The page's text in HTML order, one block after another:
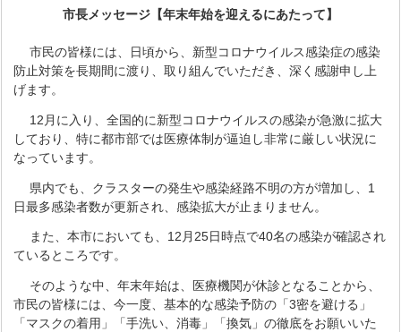
市長メッセージ【年末年始を迎えるにあたって】
市民の皆様には、日頃から、新型コロナウイルス感染症の感染
防止対策を長期間に渡り、取り組んでいただき、深く感謝申し上
げます。
12月に入り、全国的に新型コロナウイルスの感染が急激に拡大
しており、特に都市部では医療体制が逼迫し非常に厳しい状況に
なっています。
県内でも、クラスターの発生や感染経路不明の方が増加し、1
日最多感染者数が更新され、感染拡大が止まりません。
また、本市においても、12月25日時点で40名の感染が確認され
ているところです。
そのような中、年末年始は、医療機関が休診となることから、
市民の皆様には、今一度、基本的な感染予防の「3密を避ける」
「マスクの着用」「手洗い、消毒」「換気」の徹底をお願いいた